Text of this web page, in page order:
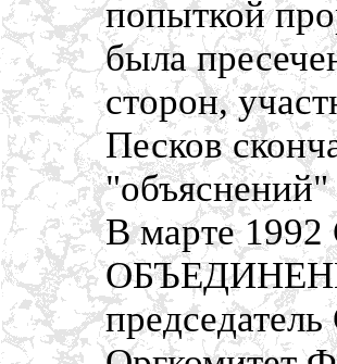
попыткой
была
сторон,
Песков
В марте